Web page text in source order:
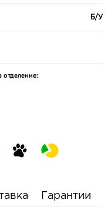
Б/У
отделение:
Гарантии